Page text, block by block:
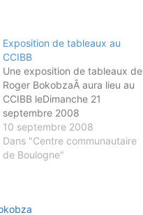
Exposition de tableaux au
CCIBB
Une exposition de tableaux de
Roger BokobzaÂ aura lieu au
CCIBB leDimanche 21
septembre 2008
10 septembre 2008
Dans "Centre communautaire
de Boulogne"